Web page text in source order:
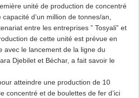
unité de production de concentré
d’un million de tonnes/an,
entre les entreprises ” Tosyali” et
de cette unité est prévue en
avec le lancement de la ligne du
Djebilet et Béchar, a fait savoir le
atteindre une production de 10
concentré et de boulettes de fer d’ici